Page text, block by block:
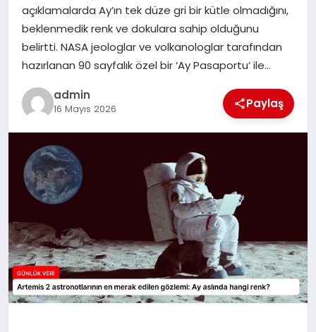
TEKNOLOJI
açıklamalarda Ay’ın tek düze gri bir kütle olmadığını,
beklenmedik renk ve dokulara sahip olduğunu
belirtti. NASA jeologlar ve volkanologlar tarafından
hazırlanan 90 sayfalık özel bir ‘Ay Pasaportu’ ile…
admin
16 Mayıs 2026 Paylaş